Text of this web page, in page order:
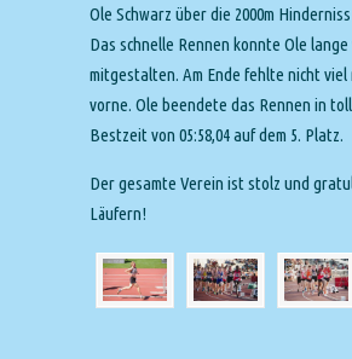
Ole Schwarz über die 2000m
Das schnelle Rennen konnte Ole
mitgestalten. Am Ende fehlte nicht viel
vorne. Ole beendete das Rennen in
Bestzeit von 05:58,04 auf dem 5. Platz.
Der gesamte Verein ist stolz und
Läufern!